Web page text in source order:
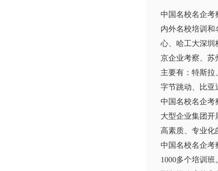
中国名校名企
内外名校培训
心、哈工大深圳
京企业考察、苏
主要有：特斯
字节跳动、比亚
中国名校名企
大型企业集团
高素质、专业化
中国名校名企考
1000多个培训